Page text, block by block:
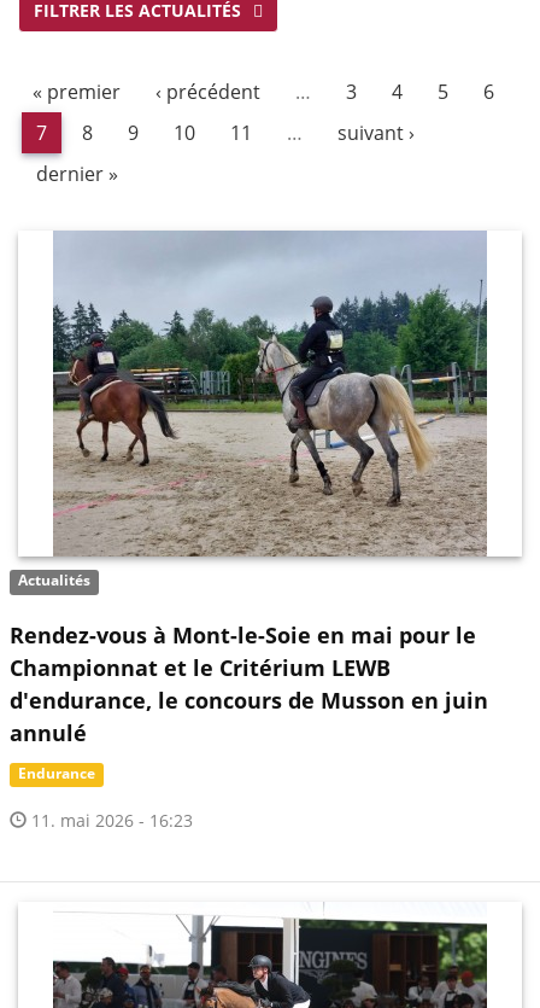
FILTRER LES ACTUALITÉS
« premier ‹ précédent … 3 4 5
6
7
8 9 10 11 …
suivant ›
dernier »
Actualités
Rendez-vous à Mont-le-Soie en mai pour le
Championnat et le Critérium LEWB
d'endurance, le concours de Musson en juin
annulé
Endurance
11. mai 2026 - 16:23